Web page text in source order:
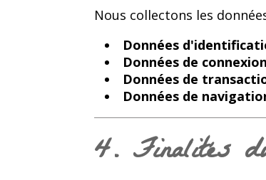
Nous collectons les
Données
Données de connexion
Données de
Données de
4. Finalités